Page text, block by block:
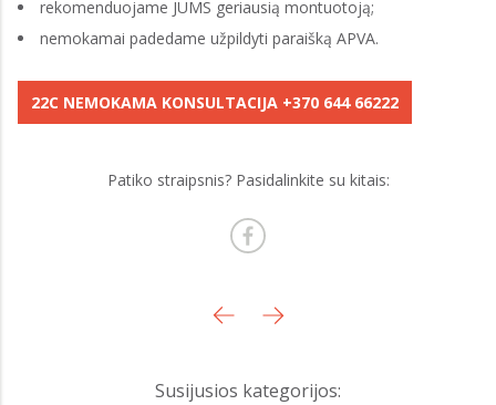
rekomenduojame JUMS geriausią montuotoją;
nemokamai padedame užpildyti paraišką APVA.
22C NEMOKAMA KONSULTACIJA +370 644 66222
Patiko straipsnis? Pasidalinkite su kitais:
Susijusios kategorijos: